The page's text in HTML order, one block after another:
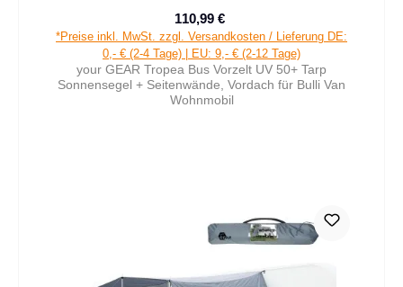
Verkaufspreis:
110,99 €
*Preise inkl. MwSt. zzgl. Versandkosten / Lieferung DE:
0,- € (2-4 Tage) | EU: 9,- € (2-12 Tage)
your GEAR Tropea Bus Vorzelt UV 50+ Tarp
Sonnensegel + Seitenwände, Vordach für Bulli Van
Wohnmobil